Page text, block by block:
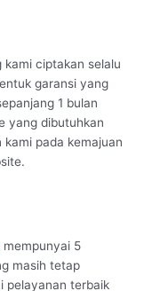
ciptakan selalu
garansi yang
1 bulan
yang dibutuhkan
pada kemajuan
mempunyai 5
masih tetap
pelayanan terbaik